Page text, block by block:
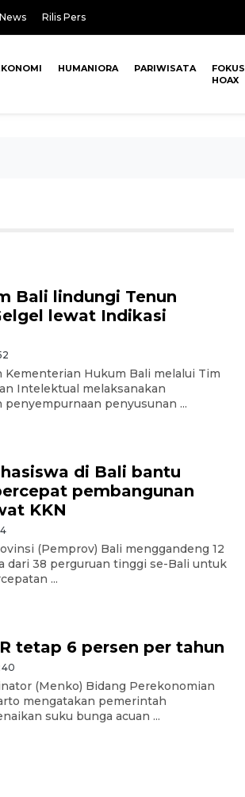
Rilis Pers
HUMANIORA PARIWISATA
FOKUS
HOAX
Bali lindungi Tenun
lewat Indikasi
Kementerian Hukum Bali melalui Tim
Intelektual melaksanakan
penyempurnaan penyusunan ...
di Bali bantu
pembangunan
KKN
(Pemprov) Bali menggandeng 12
dari 38 perguruan tinggi se-Bali untuk
...
tetap 6 persen per tahun
(Menko) Bidang Perekonomian
mengatakan pemerintah
suku bunga acuan ...